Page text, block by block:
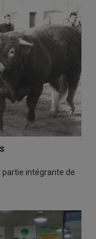
partie intégrante de